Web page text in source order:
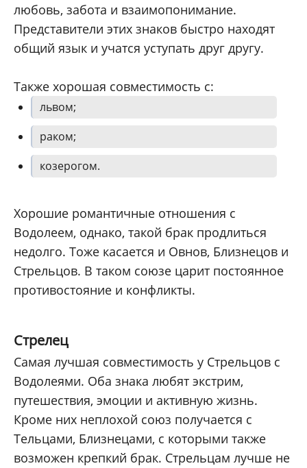
любовь, забота и взаимопонимание.
Представители этих знаков быстро находят
общий язык и учатся уступать друг другу.
Также хорошая совместимость с:
львом;
раком;
козерогом.
Хорошие романтичные отношения с
Водолеем, однако, такой брак продлиться
недолго. Тоже касается и Овнов, Близнецов и
Стрельцов. В таком союзе царит постоянное
противостояние и конфликты.
Стрелец
Самая лучшая совместимость у Стрельцов с
Водолеями. Оба знака любят экстрим,
путешествия, эмоции и активную жизнь.
Кроме них неплохой союз получается с
Тельцами, Близнецами, с которыми также
возможен крепкий брак. Стрельцам лучше не